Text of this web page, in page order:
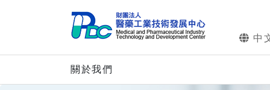
中
關於我們